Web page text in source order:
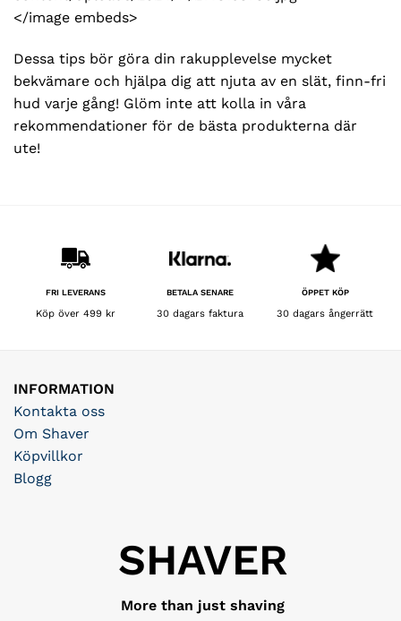
</image embeds>
Dessa tips bör göra din rakupplevelse mycket
bekvämare och hjälpa dig att njuta av en slät, finn-fri
hud varje gång! Glöm inte att kolla in våra
rekommendationer för de bästa produkterna där
ute!
FRI LEVERANS
Köp över 499 kr
BETALA SENARE
30 dagars faktura
ÖPPET KÖP
30 dagars ångerrätt
INFORMATION
Kontakta oss
Om Shaver
Köpvillkor
Blogg
SHAVER
More than just shaving